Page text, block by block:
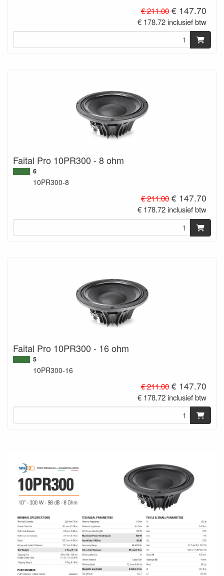
€ 211.00€ 147.70
€ 178.72 inclusief btw
Faital Pro 10PR300 - 8 ohm
6
10PR300-8
€ 211.00€ 147.70
€ 178.72 inclusief btw
Faital Pro 10PR300 - 16 ohm
5
10PR300-16
€ 211.00€ 147.70
€ 178.72 inclusief btw